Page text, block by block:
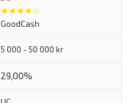
★★★★☆
GoodCash
5 000 - 50 000 kr
29,00%